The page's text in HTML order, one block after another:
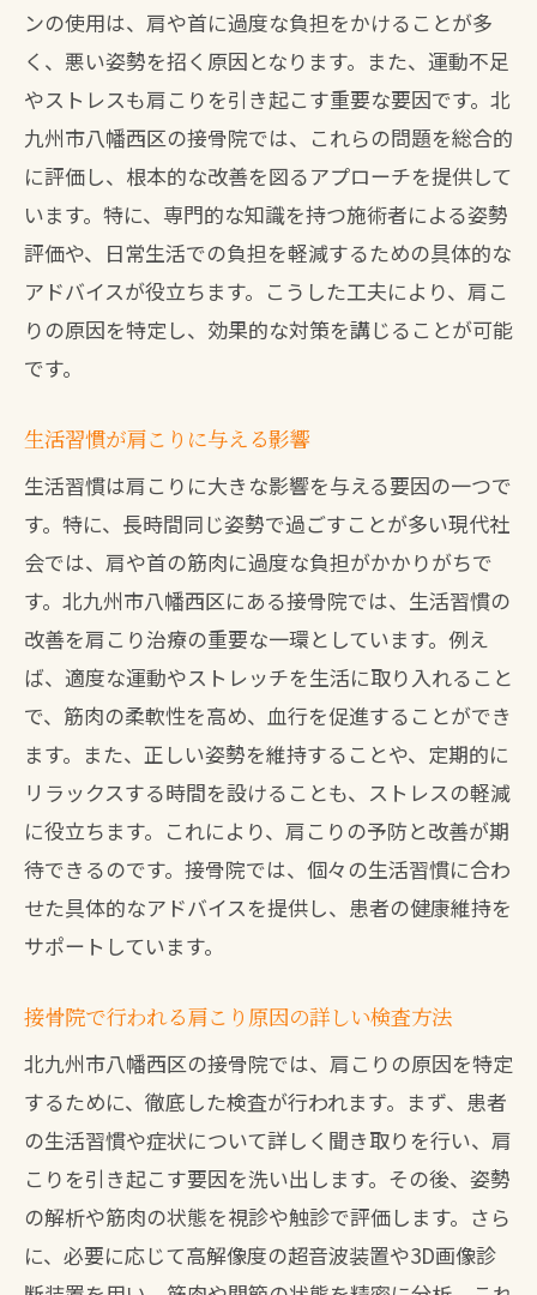
最新技術を駆使した肩こり解消法
痛みを和らげるための具体的な施術例
患者に寄り添ったカウンセリングの重要
性
個別指導による再発防止策
接骨院の最新技術で肩こりから解放される方
法
新しい治療技術の導入による効果
非侵襲的治療法の増加とそのメリット
専門家による技術研修と治療の質向上
患者の声から見る最新技術の実績
肩こり改善に役立つ接骨院での施術体験談
実際に改善を体験した患者の声
施術前と施術後のビフォーアフター
長期的な効果が得られた治療例
患者が感じた施術中の変化
肩こり改善に向けた日々のチャレンジ
接骨院通院後の生活の変化と満足度
肩こりの再発を防ぐための接骨院による継続
的ケアの重要性
再発防止に必要な継続的な施術とは
ライフスタイル改善による肩こり予防
定期的なフォローアップの意義
個別プランでの長期的健康維持
肩こり治療における接骨院の役割とその効果
接骨院の専門性と総合的アプローチ
ンの使用は、肩や首に過度な負担をかけることが多
く、悪い姿勢を招く原因となります。また、運動不足
やストレスも肩こりを引き起こす重要な要因です。北
九州市八幡西区の接骨院では、これらの問題を総合的
に評価し、根本的な改善を図るアプローチを提供して
います。特に、専門的な知識を持つ施術者による姿勢
評価や、日常生活での負担を軽減するための具体的な
アドバイスが役立ちます。こうした工夫により、肩こ
りの原因を特定し、効果的な対策を講じることが可能
です。
生活習慣が肩こりに与える影響
生活習慣は肩こりに大きな影響を与える要因の一つで
す。特に、長時間同じ姿勢で過ごすことが多い現代社
会では、肩や首の筋肉に過度な負担がかかりがちで
す。北九州市八幡西区にある接骨院では、生活習慣の
改善を肩こり治療の重要な一環としています。例え
ば、適度な運動やストレッチを生活に取り入れること
で、筋肉の柔軟性を高め、血行を促進することができ
ます。また、正しい姿勢を維持することや、定期的に
リラックスする時間を設けることも、ストレスの軽減
に役立ちます。これにより、肩こりの予防と改善が期
待できるのです。接骨院では、個々の生活習慣に合わ
せた具体的なアドバイスを提供し、患者の健康維持を
サポートしています。
接骨院で行われる肩こり原因の詳しい検査方法
北九州市八幡西区の接骨院では、肩こりの原因を特定
するために、徹底した検査が行われます。まず、患者
の生活習慣や症状について詳しく聞き取りを行い、肩
こりを引き起こす要因を洗い出します。その後、姿勢
の解析や筋肉の状態を視診や触診で評価します。さら
に、必要に応じて高解像度の超音波装置や3D画像診